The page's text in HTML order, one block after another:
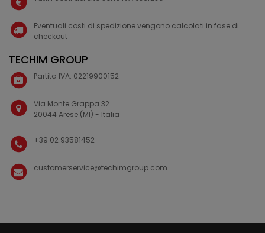
Eventuali costi di spedizione vengono calcolati in fase di
checkout
TECHIM GROUP
Partita IVA: 02219900152
Via Monte Grappa 32
20044 Arese (MI) - Italia
+39 02 93581452
customerservice@techimgroup.com